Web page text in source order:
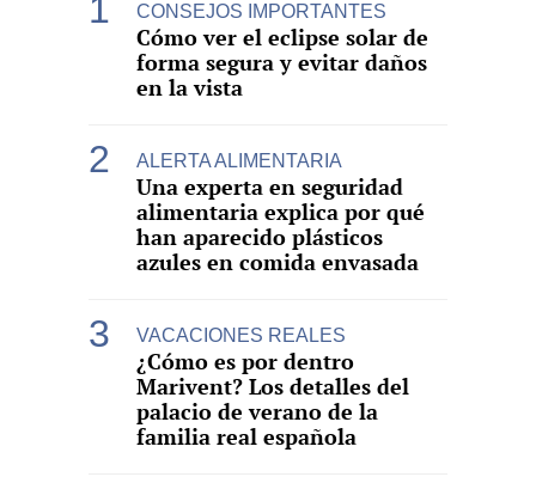
CONSEJOS IMPORTANTES
Cómo ver el eclipse solar de
forma segura y evitar daños
en la vista
ALERTA ALIMENTARIA
Una experta en seguridad
alimentaria explica por qué
han aparecido plásticos
azules en comida envasada
VACACIONES REALES
¿Cómo es por dentro
Marivent? Los detalles del
palacio de verano de la
familia real española